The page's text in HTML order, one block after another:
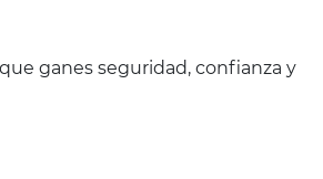
ganes seguridad, confianza y